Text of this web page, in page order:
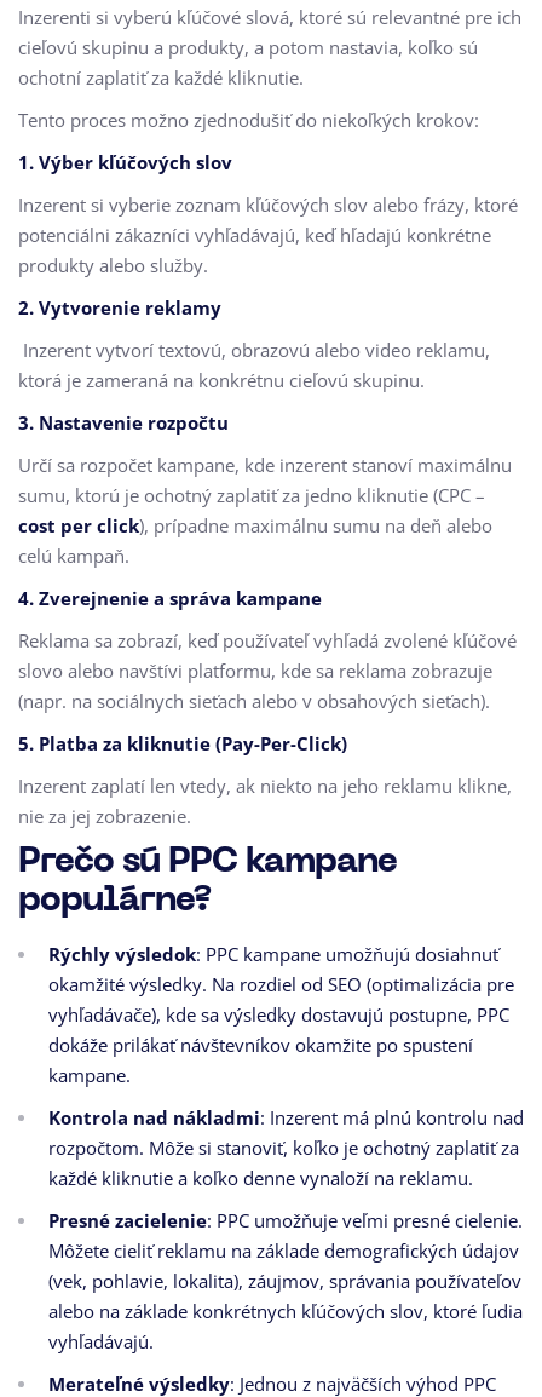
Inzerenti si vyberú kľúčové slová, ktoré sú relevantné pre ich
cieľovú skupinu a produkty, a potom nastavia, koľko sú
ochotní zaplatiť za každé kliknutie.
Tento proces možno zjednodušiť do niekoľkých krokov:
1. Výber kľúčových slov
Inzerent si vyberie zoznam kľúčových slov alebo frázy, ktoré
potenciálni zákazníci vyhľadávajú, keď hľadajú konkrétne
produkty alebo služby.
2. Vytvorenie reklamy
Inzerent vytvorí textovú, obrazovú alebo video reklamu,
ktorá je zameraná na konkrétnu cieľovú skupinu.
3. Nastavenie rozpočtu
Určí sa rozpočet kampane, kde inzerent stanoví maximálnu
sumu, ktorú je ochotný zaplatiť za jedno kliknutie (CPC –
cost per click), prípadne maximálnu sumu na deň alebo
celú kampaň.
4. Zverejnenie a správa kampane
Reklama sa zobrazí, keď používateľ vyhľadá zvolené kľúčové
slovo alebo navštívi platformu, kde sa reklama zobrazuje
(napr. na sociálnych sieťach alebo v obsahových sieťach).
5. Platba za kliknutie (Pay-Per-Click)
Inzerent zaplatí len vtedy, ak niekto na jeho reklamu klikne,
nie za jej zobrazenie.
Prečo sú PPC kampane
populárne?
Rýchly výsledok: PPC kampane umožňujú dosiahnuť
okamžité výsledky. Na rozdiel od SEO (optimalizácia pre
vyhľadávače), kde sa výsledky dostavujú postupne, PPC
dokáže prilákať návštevníkov okamžite po spustení
kampane.
Kontrola nad nákladmi: Inzerent má plnú kontrolu nad
rozpočtom. Môže si stanoviť, koľko je ochotný zaplatiť za
každé kliknutie a koľko denne vynaloží na reklamu.
Presné zacielenie: PPC umožňuje veľmi presné cielenie.
Môžete cieliť reklamu na základe demografických údajov
(vek, pohlavie, lokalita), záujmov, správania používateľov
alebo na základe konkrétnych kľúčových slov, ktoré ľudia
vyhľadávajú.
Merateľné výsledky: Jednou z najväčších výhod PPC